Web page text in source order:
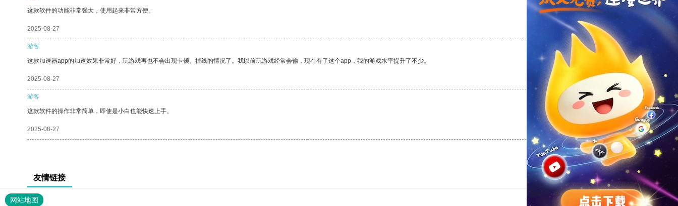
这款软件的功能非常强大，使用起来非常方便。
2025-08-27 支持
游客
这款加速器app的加速效果非常好，玩游戏再也不会出现卡顿、掉线的情况了。我以前玩游戏经常会输，现在有了这个app，我的游戏水平提升了不少。
2025-08-27 反对 [0]
游客
这款软件的操作非常简单，即使是小白也能快速上手。
2025-08-27 支持[0] 反对[0]
友情链接
网站地图